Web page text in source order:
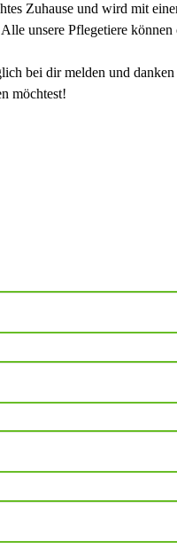
Zuhause und wird mit
unsere Pflegetiere
bei dir melden und
möchtest!